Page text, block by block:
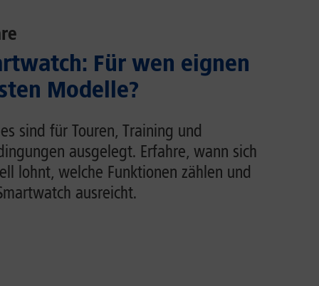
Für wen eignen
Modelle?
sind für Touren, Training und
ausgelegt. Erfahre, wann sich
lohnt, welche Funktionen zählen und
ausreicht.